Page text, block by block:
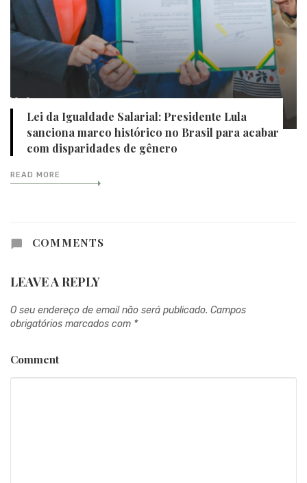
Lei da Igualdade Salarial: Presidente Lula
sanciona marco histórico no Brasil para acabar
com disparidades de gênero
READ MORE
COMMENTS
LEAVE A REPLY
O seu endereço de email não será publicado. Campos
obrigatórios marcados com *
Comment